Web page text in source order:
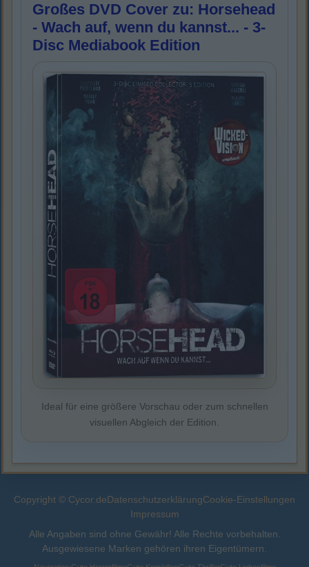
Großes DVD Cover zu: Horsehead
- Wach auf, wenn du kannst... - 3-
Disc Mediabook Edition
Ideal für eine größere Vorschau oder zum schnellen
visuellen Abgleich der Edition.
Copyright © Cycor.deDatenschutzerklärungCookie-Einstellungen
Impressum
Alle Angaben sind ohne Gewähr! Alle Rechte vorbehalten.
Ausgewiesene Marken gehören ihren Eigentümern.